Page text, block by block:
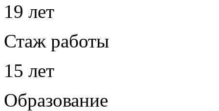
19 лет
Стаж работы
15 лет
Образование